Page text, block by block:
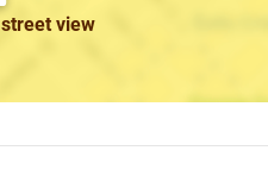
street view